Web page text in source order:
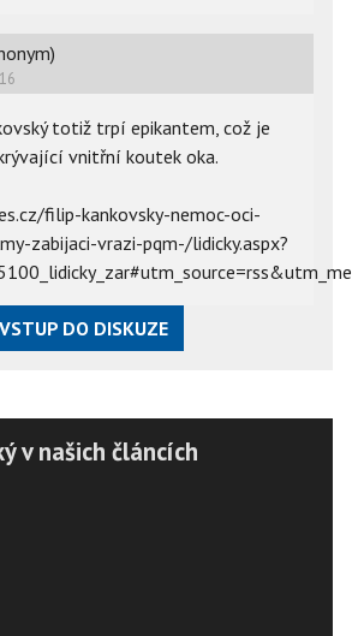
totiž trpí epikantem, což je
vnitřní koutek oka.
filip-kankovsky-nemoc-oci-
zabijaci-vrazi-pqm-/lidicky.aspx?
VSTUP DO DISKUZE
v našich článcích